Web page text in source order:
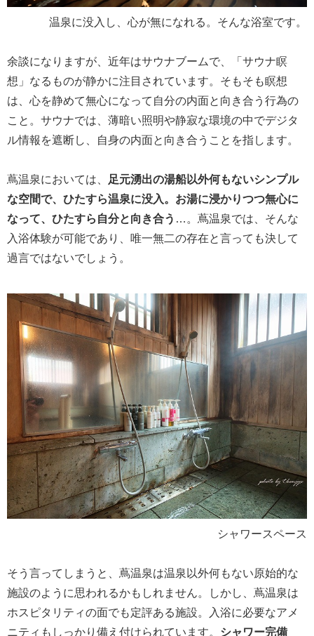
温泉に没入し、心が無になれる。そんな浴室です。
余談になりますが、近年はサウナブームで、「サウナ瞑
想」なるものが静かに注目されています。そもそも瞑想
は、心を静めて無心になって自分の内面と向き合う行為の
こと。サウナでは、薄暗い照明や静寂な環境の中でデジタ
ル情報を遮断し、自身の内面と向き合うことを指します。
蔦温泉においては、
足元湧出の湯船以外何もないシンプル
な空間で、ひたすら温泉に没入。お湯に浸かりつつ無心に
なって、ひたすら自分と向き合う …。蔦温泉では、そんな
入浴体験が可能であり、唯一無二の存在と言っても決して
過言ではないでしょう。
シャワースペース
そう言ってしまうと、蔦温泉は温泉以外何もない原始的な
施設のように思われるかもしれません。しかし、蔦温泉は
ホスピタリティの面でも定評ある施設。入浴に必要なアメ
ニティもしっかり備え付けられています。 シャワー完備